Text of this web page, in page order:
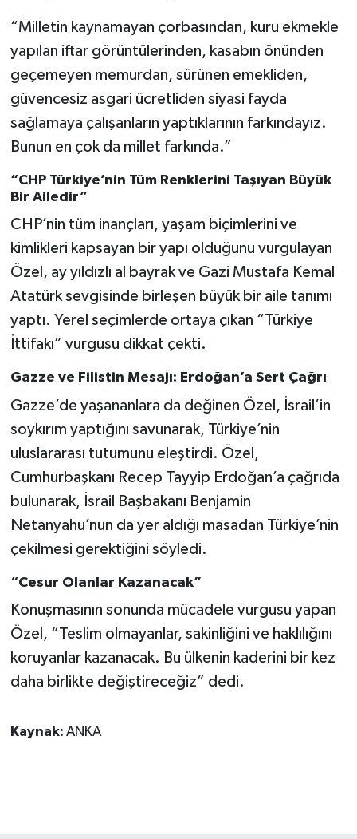
“Milletin kaynamayan çorbasından, kuru ekmekle
yapılan iftar görüntülerinden, kasabın önünden
geçemeyen memurdan, sürünen emekliden,
güvencesiz asgari ücretliden siyasi fayda
sağlamaya çalışanların yaptıklarının farkındayız.
Bunun en çok da millet farkında.”
“CHP Türkiye’nin Tüm Renklerini Taşıyan Büyük
Bir Ailedir”
CHP’nin tüm inançları, yaşam biçimlerini ve
kimlikleri kapsayan bir yapı olduğunu vurgulayan
Özel, ay yıldızlı al bayrak ve Gazi Mustafa Kemal
Atatürk sevgisinde birleşen büyük bir aile tanımı
yaptı. Yerel seçimlerde ortaya çıkan “Türkiye
İttifakı” vurgusu dikkat çekti.
Gazze ve Filistin Mesajı: Erdoğan’a Sert Çağrı
Gazze’de yaşananlara da değinen Özel, İsrail’in
soykırım yaptığını savunarak, Türkiye’nin
uluslararası tutumunu eleştirdi. Özel,
Cumhurbaşkanı Recep Tayyip Erdoğan’a çağrıda
bulunarak, İsrail Başbakanı Benjamin
Netanyahu’nun da yer aldığı masadan Türkiye’nin
çekilmesi gerektiğini söyledi.
“Cesur Olanlar Kazanacak”
Konuşmasının sonunda mücadele vurgusu yapan
Özel, “Teslim olmayanlar, sakinliğini ve haklılığını
koruyanlar kazanacak. Bu ülkenin kaderini bir kez
daha birlikte değiştireceğiz” dedi.
Kaynak: ANKA